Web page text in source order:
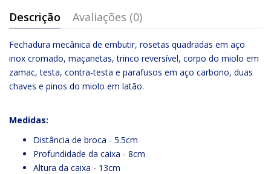
Descrição Avaliações (0)
Fechadura mecânica de embutir, rosetas quadradas em aço
inox cromado, maçanetas, trinco reversível, corpo do miolo em
zamac, testa, contra-testa e parafusos em aço carbono, duas
chaves e pinos do miolo em latão.
Medidas:
Distância de broca - 5.5cm
Profundidade da caixa - 8cm
Altura da caixa - 13cm